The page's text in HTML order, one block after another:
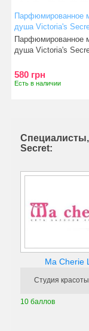
Парфюмированное
душа Victoria's
Bombshell Silk
250мл
Парфюмированное
душа Victoria's
580 грн
Есть в наличии
Secret:
Ma Cherie
Студия
10 баллов